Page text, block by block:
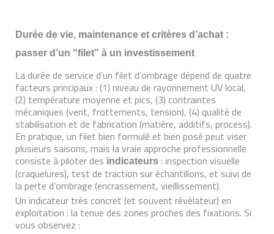
Durée de vie, maintenance et critères d’achat :
passer d’un “filet” à un investissement
La durée de service d’un filet d’ombrage dépend de quatre
facteurs principaux : (1) niveau de rayonnement UV local,
(2) température moyenne et pics, (3) contraintes
mécaniques (vent, frottements, tension), (4) qualité de
stabilisation et de fabrication (matière, additifs, process).
En pratique, un filet bien formulé et bien posé peut viser
plusieurs saisons, mais la vraie approche professionnelle
consiste à piloter des indicateurs : inspection visuelle
(craquelures), test de traction sur échantillons, et suivi de
la perte d’ombrage (encrassement, vieillissement).
Un indicateur très concret (et souvent révélateur) en
exploitation : la tenue des zones proches des fixations. Si
vous observez :